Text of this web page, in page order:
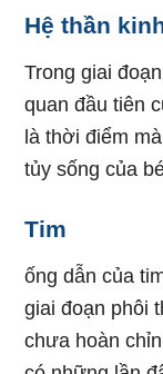
Hệ thần
Trong giai
quan đầu tiên
là thời điểm
tủy sống của
Tim
ống dẫn của
giai đoạn phôi
chưa hoàn